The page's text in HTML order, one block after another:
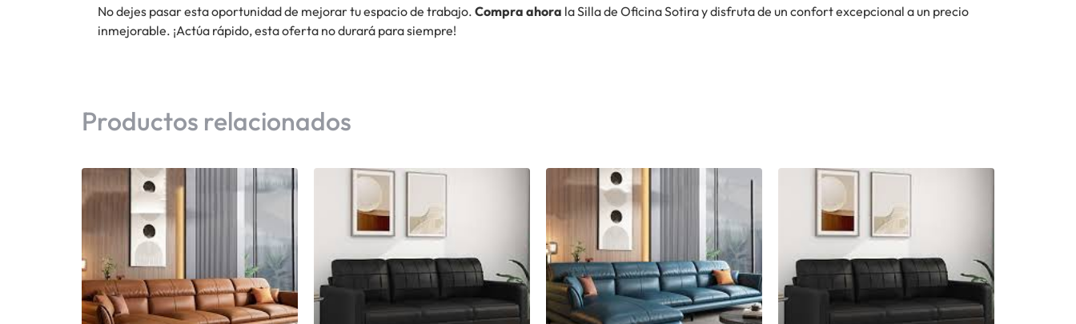
No dejes pasar esta oportunidad de mejorar tu espacio de trabajo. Compra ahora la Silla de Oficina Sotira y disfruta de un confort excepcional a un precio
inmejorable. ¡Actúa rápido, esta oferta no durará para siempre!
Productos relacionados